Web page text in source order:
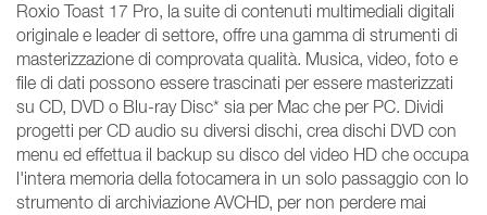
Roxio Toast 17 Pro, la suite di contenuti multimediali digitali
originale e leader di settore, offre una gamma di strumenti di
masterizzazione di comprovata qualità. Musica, video, foto e
file di dati possono essere trascinati per essere masterizzati
su CD, DVD o Blu-ray Disc* sia per Mac che per PC. Dividi
progetti per CD audio su diversi dischi, crea dischi DVD con
menu ed effettua il backup su disco del video HD che occupa
l'intera memoria della fotocamera in un solo passaggio con lo
strumento di archiviazione AVCHD, per non perdere mai